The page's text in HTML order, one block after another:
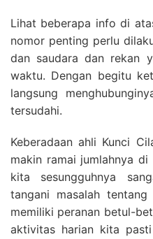
Lihat beberapa info di
nomor penting perlu
dan saudara dan rekan
waktu. Dengan begitu
langsung
tersudahi.
Keberadaan ahli Kunci
makin ramai jumlahnya
kita sesungguhnya
tangani masalah
memiliki peranan betul-
aktivitas harian kita